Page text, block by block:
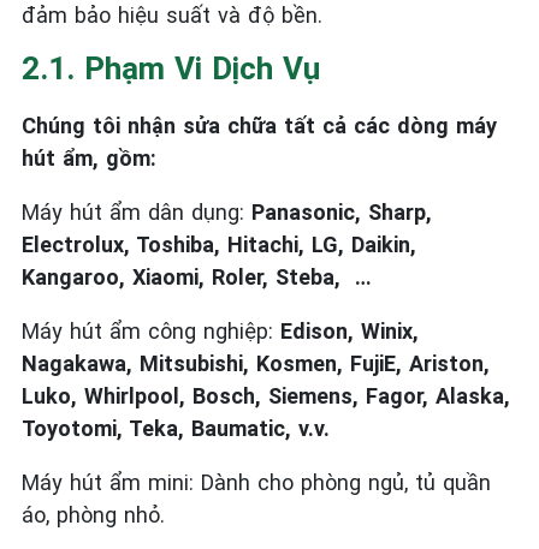
đảm bảo hiệu suất và độ bền.
2.1. Phạm Vi Dịch Vụ
Chúng tôi nhận sửa chữa tất cả các dòng máy
hút ẩm, gồm:
Máy hút ẩm dân dụng: Panasonic, Sharp,
Electrolux, Toshiba, Hitachi, LG, Daikin,
Kangaroo, Xiaomi, Roler, Steba, …
Máy hút ẩm công nghiệp: Edison, Winix,
Nagakawa, Mitsubishi, Kosmen, FujiE, Ariston,
Luko, Whirlpool, Bosch, Siemens, Fagor, Alaska,
Toyotomi, Teka, Baumatic, v.v.
Máy hút ẩm mini: Dành cho phòng ngủ, tủ quần
áo, phòng nhỏ.